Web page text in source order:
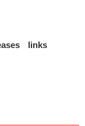
links